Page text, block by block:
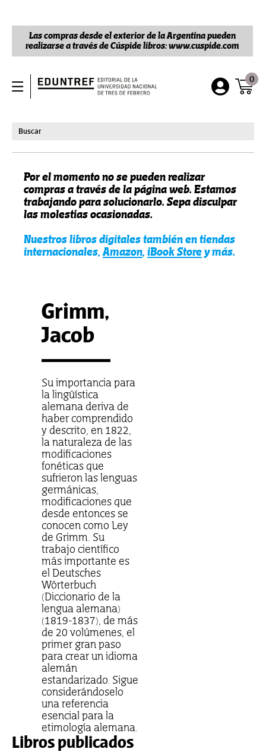
Las compras desde el exterior de la Argentina pueden
realizarse a través de Cúspide libros: www.cuspide.com
0
Por el momento no se pueden realizar
compras a través de la página web. Estamos
trabajando para solucionarlo. Sepa disculpar
las molestias ocasionadas.
Nuestros libros digitales también en tiendas
internacionales, Amazon, iBook Storey más.
Grimm,
Jacob
Su importancia para
la lingüística
alemana deriva de
haber comprendido
y descrito, en 1822,
la naturaleza de las
modificaciones
fonéticas que
sufrieron las lenguas
germánicas,
modificaciones que
desde entonces se
conocen como Ley
de Grimm. Su
trabajo científico
más importante es
el Deutsches
Wörterbuch
(Diccionario de la
lengua alemana)
(1819-1837), de más
de 20 volúmenes, el
primer gran paso
para crear un idioma
alemán
estandarizado. Sigue
considerándoselo
una referencia
esencial para la
etimología alemana.
Libros publicados